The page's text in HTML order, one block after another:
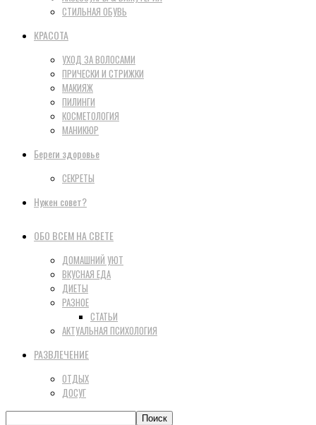
СТИЛЬНАЯ ОБУВЬ
КРАСОТА
УХОД ЗА ВОЛОСАМИ
ПРИЧЕСКИ И СТРИЖКИ
МАКИЯЖ
ПИЛИНГИ
КОСМЕТОЛОГИЯ
МАНИКЮР
Береги здоровье
СЕКРЕТЫ
Нужен совет?
ОБО ВСЕМ НА СВЕТЕ
ДОМАШНИЙ УЮТ
ВКУСНАЯ ЕДА
ДИЕТЫ
РАЗНОЕ
СТАТЬИ
АКТУАЛЬНАЯ ПСИХОЛОГИЯ
РАЗВЛЕЧЕНИЕ
ОТДЫХ
ДОСУГ